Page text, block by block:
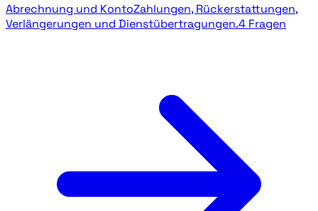
Abrechnung und KontoZahlungen, Rückerstattungen,
Verlängerungen und Dienstübertragungen.4 Fragen